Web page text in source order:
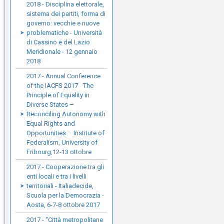
2018 - Disciplina elettorale,
sistema dei partiti, forma di
governo: vecchie e nuove
problematiche - Università
di Cassino e del Lazio
Meridionale - 12 gennaio
2018
2017 - Annual Conference
of the IACFS 2017 - The
Principle of Equality in
Diverse States –
Reconciling Autonomy with
Equal Rights and
Opportunities – Institute of
Federalism, University of
Fribourg,12-13 ottobre
2017 - Cooperazione tra gli
enti locali e tra i livelli
territoriali - Italiadecide,
Scuola per la Democrazia -
Aosta, 6-7-8 ottobre 2017
2017 - "Città metropolitane